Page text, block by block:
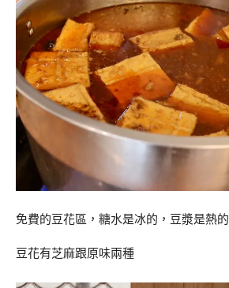
免費的豆花區，糖水是冰的，豆漿是熱的
豆花有芝麻跟原味兩種